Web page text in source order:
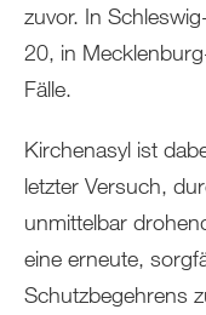
zuvor. In
20, in
Fälle.
Kirchenasyl ist
letzter Versuch,
unmittelbar
eine erneute,
Schutzbegehrens